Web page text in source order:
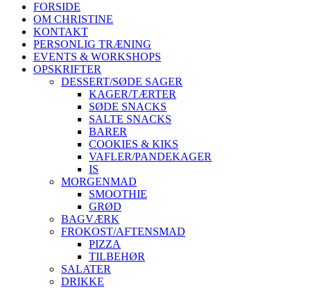
FORSIDE
OM CHRISTINE
KONTAKT
PERSONLIG TRÆNING
EVENTS & WORKSHOPS
OPSKRIFTER
DESSERT/SØDE SAGER
KAGER/TÆRTER
SØDE SNACKS
SALTE SNACKS
BARER
COOKIES & KIKS
VAFLER/PANDEKAGER
IS
MORGENMAD
SMOOTHIE
GRØD
BAGVÆRK
FROKOST/AFTENSMAD
PIZZA
TILBEHØR
SALATER
DRIKKE